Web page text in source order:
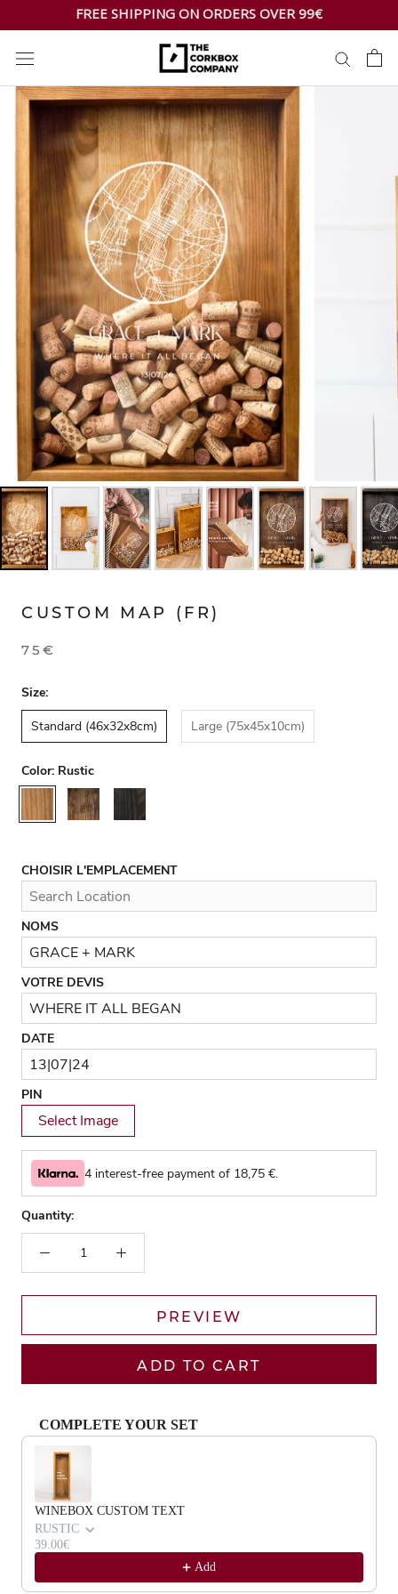
to
content
FREE SHIPPING ON ORDERS OVER 99€
CUSTOM MAP (FR)
75€
CHOISIR L'EMPLACEMENT
NOMS
VOTRE DEVIS
DATE
PIN
Select Image
Size:
Standard (46x32x8cm)
Large (75x45x10cm)
Color: Rustic
Rustic
Walnut
Quantity:
4 interest-free payment of 18,75 €.
PREVIEW
ADD TO CART
COMPLETE YOUR SET
Use the Previous and Next buttons to navigate through product
WINEBOX CUSTOM TEXT
RUSTIC
39.00€
Add